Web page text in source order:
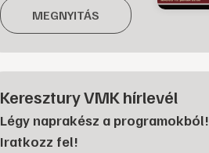
MEGNYITÁS
Keresztury VMK hírlevél
Légy naprakész a programokból!
Iratkozz fel!